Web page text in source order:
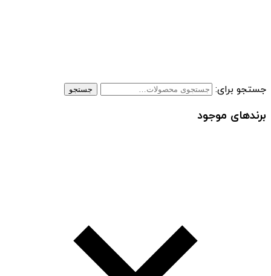
جستجو برای: جستجو
برندهای موجود